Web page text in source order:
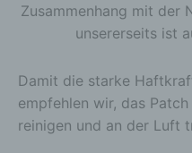
Zusammenhang mit der
unsererseits ist
Damit die starke
empfehlen wir, das
reinigen und an der Luft
Bereitstellung, den
die Einschränkung,
d) Einschränkung
Einschränkung der
gespeicherter
Ziel, ihre künftige